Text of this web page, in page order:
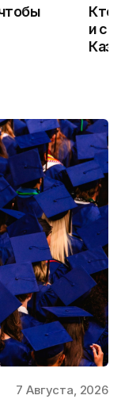
Кто
и
7 Августа, 2026